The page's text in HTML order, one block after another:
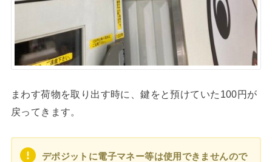
まわす荷物を取り出す時に、鍵をと預けていた100円が
戻ってきます。
デポジットに電子マネー等は使用できませんので